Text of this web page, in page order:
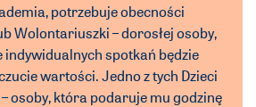
potrzebuje obecności
Wolontariuszki – dorosłej osoby,
indywidualnych spotkań będzie
wartości. Jedno z tych Dzieci
osoby, która podaruje mu godzinę